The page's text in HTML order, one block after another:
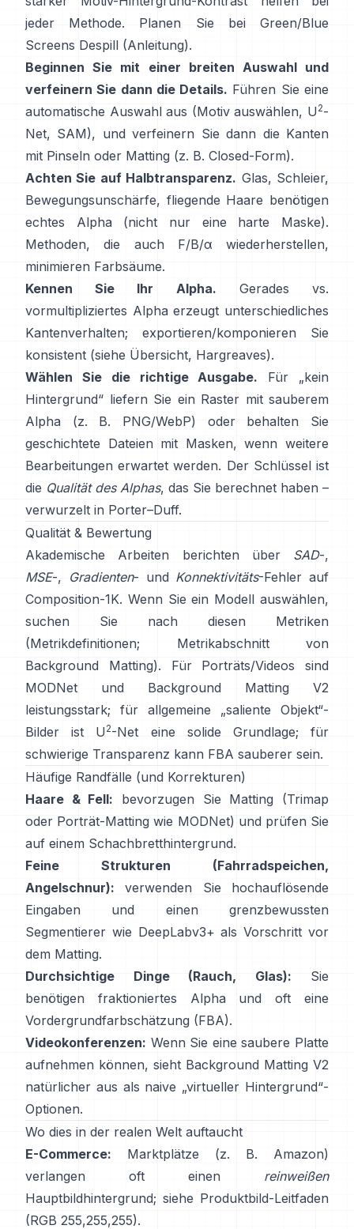
jeder Methode. Planen Sie bei Green/Blue
Screens Despill (Anleitung).
Beginnen Sie mit einer breiten Auswahl und
verfeinern Sie dann die Details. Führen Sie eine
automatische Auswahl aus (Motiv auswählen, U 2-
Net, SAM), und verfeinern Sie dann die Kanten
mit Pinseln oder Matting (z. B. Closed-Form).
Achten Sie auf Halbtransparenz. Glas, Schleier,
Bewegungsunschärfe, fliegende Haare benötigen
echtes Alpha (nicht nur eine harte Maske).
Methoden, die auch
F/B/α wiederherstellen,
minimieren Farbsäume.
Kennen Sie Ihr Alpha.
Gerades vs.
vormultipliziertes Alpha erzeugt unterschiedliches
Kantenverhalten; exportieren/komponieren Sie
konsistent (siehe Übersicht, Hargreaves).
Wählen Sie die richtige Ausgabe. Für „kein
Hintergrund“ liefern Sie ein Raster mit sauberem
Alpha (z. B. PNG/WebP) oder behalten Sie
geschichtete Dateien mit Masken, wenn weitere
Bearbeitungen erwartet werden. Der Schlüssel ist
die Qualität des Alphas, das Sie berechnet haben –
verwurzelt in Porter–Duff.
Qualität & Bewertung
Akademische Arbeiten berichten über SAD-,
MSE-, Gradienten- und Konnektivitäts-Fehler auf
Composition-1K. Wenn Sie ein Modell auswählen,
suchen Sie nach diesen Metriken
(Metrikdefinitionen;
Metrikabschnitt von
Background Matting). Für Porträts/Videos sind
MODNet und
Background Matting V2
leistungsstark; für allgemeine „saliente Objekt“-
Bilder ist
U 2-Net eine solide Grundlage; für
schwierige Transparenz kann FBA sauberer sein.
Häufige Randfälle (und Korrekturen)
Haare & Fell: bevorzugen Sie Matting (Trimap
oder Porträt-Matting wie MODNet) und prüfen Sie
auf einem Schachbretthintergrund.
Feine Strukturen (Fahrradspeichen,
Angelschnur): verwenden Sie hochauflösende
Eingaben und einen grenzbewussten
Segmentierer wie DeepLabv3+ als Vorschritt vor
dem Matting.
Durchsichtige Dinge (Rauch, Glas): Sie
benötigen fraktioniertes Alpha und oft eine
Vordergrundfarbschätzung (FBA).
Videokonferenzen: Wenn Sie eine saubere Platte
aufnehmen können, sieht Background Matting V2
natürlicher aus als naive „virtueller Hintergrund“-
Optionen.
Wo dies in der realen Welt auftaucht
E-Commerce: Marktplätze (z. B. Amazon)
verlangen oft einen reinweißen
Hauptbildhintergrund; siehe Produktbild-Leitfaden
(RGB 255,255,255).